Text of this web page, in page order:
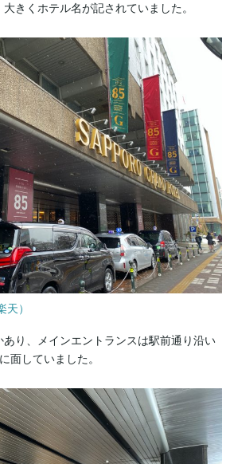
きくホテル名が記されていました。
）
り、メインエントランスは駅前通り沿い
面していました。